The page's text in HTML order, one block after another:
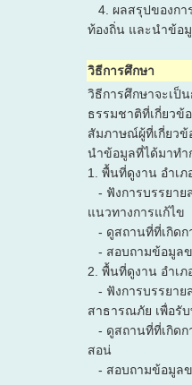
4. ผลสรุปของกา
ท้องถิ่น และนำข้อ
วิธีการศึกษา
วิธีการศึกษาจะเป็
ธรรมชาติที่เกี่ยวข้
สัมภาษณ์ผู้ที่เกี่ยวข้
นำข้อมูลที่ได้มาทำ
1. พื้นที่ดูงาน อำเภ
- ฟังการบรรยาย
แนวทางการแก้ไข
- ดูสถานที่ที่เกิดก
- สอบถามข้อมูล
2. พื้นที่ดูงาน อำเภ
- ฟังการบรรยาย
สาธารณภัย เพื่อรั
- ดูสถานที่ที่เกิดก
สอน่
- สอบถามข้อมูลข